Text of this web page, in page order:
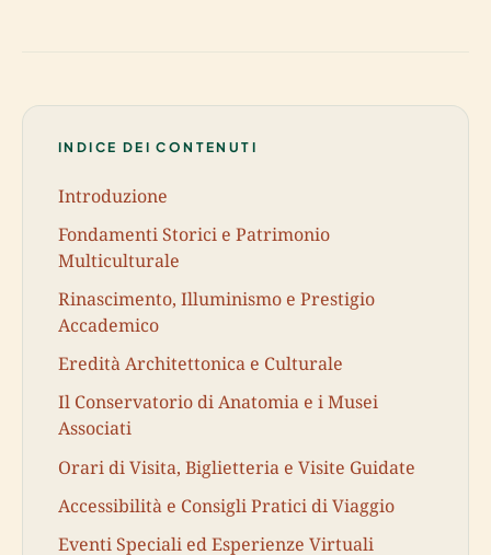
INDICE DEI CONTENUTI
Introduzione
Fondamenti Storici e Patrimonio
Multiculturale
Rinascimento, Illuminismo e Prestigio
Accademico
Eredità Architettonica e Culturale
Il Conservatorio di Anatomia e i Musei
Associati
Orari di Visita, Biglietteria e Visite Guidate
Accessibilità e Consigli Pratici di Viaggio
Eventi Speciali ed Esperienze Virtuali